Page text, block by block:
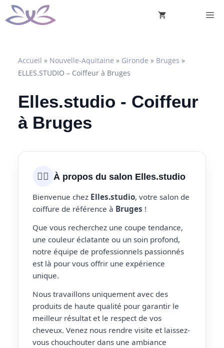
Aller
au
Accueil » Nouvelle-Aquitaine » Gironde » Bruges »
ELLES.STUDIO – Coiffeur à Bruges
Elles.studio - Coiffeur
à Bruges
💇‍♀️ À propos du salon Elles.studio
Bienvenue chez Elles.studio, votre salon de
coiffure de référence à Bruges !
Que vous recherchez une coupe tendance,
une couleur éclatante ou un soin profond,
notre équipe de professionnels passionnés
est là pour vous offrir une expérience
unique.
Nous travaillons uniquement avec des
produits de haute qualité pour garantir le
meilleur résultat et le respect de vos
cheveux. Venez nous rendre visite et laissez-
vous chouchouter dans une ambiance